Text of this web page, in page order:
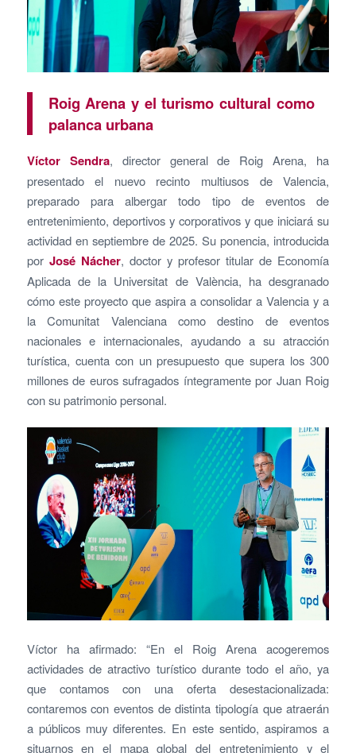
Roig Arena y el turismo cultural como
palanca urbana
Víctor Sendra, director general de Roig Arena, ha
presentado el nuevo recinto multiusos de Valencia,
preparado para albergar todo tipo de eventos de
entretenimiento, deportivos y corporativos y que iniciará su
actividad en septiembre de 2025. Su ponencia, introducida
por José Nácher, doctor y profesor titular de Economía
Aplicada de la Universitat de València, ha desgranado
cómo este proyecto que aspira a consolidar a Valencia y a
la Comunitat Valenciana como destino de eventos
nacionales e internacionales, ayudando a su atracción
turística, cuenta con un presupuesto que supera los 300
millones de euros sufragados íntegramente por Juan Roig
con su patrimonio personal.
Víctor ha afirmado: “En el Roig Arena acogeremos
actividades de atractivo turístico durante todo el año, ya
que contamos con una oferta desestacionalizada:
contaremos con eventos de distinta tipología que atraerán
a públicos muy diferentes. En este sentido, aspiramos a
situarnos en el mapa global del entretenimiento y el